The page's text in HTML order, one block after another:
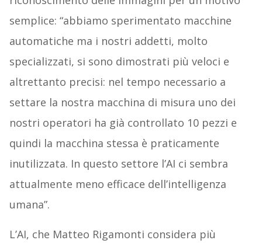
semplice: “abbiamo sperimentato macchine
automatiche ma i nostri addetti, molto
specializzati, si sono dimostrati più veloci e
altrettanto precisi: nel tempo necessario a
settare la nostra macchina di misura uno dei
nostri operatori ha già controllato 10 pezzi e
quindi la macchina stessa è praticamente
inutilizzata. In questo settore l’AI ci sembra
attualmente meno efficace dell’intelligenza
umana”.
L’AI, che Matteo Rigamonti considera più